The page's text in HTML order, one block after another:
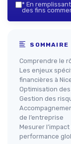
* En
des fins
SOMMAIRE
Comprendre le
Les enjeux
financières à
Optimisation
Gestion des
de l’entreprise
Mesurer
performance